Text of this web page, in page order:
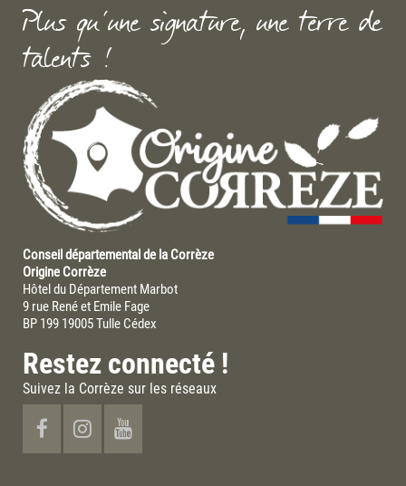
Plus qu'une signature, une terre de
talents !
Conseil départemental de la Corrèze
Origine Corrèze
Hôtel du Département Marbot
9 rue René et Emile Fage
BP 199 19005 Tulle Cédex
Restez connecté !
Suivez la Corrèze sur les réseaux